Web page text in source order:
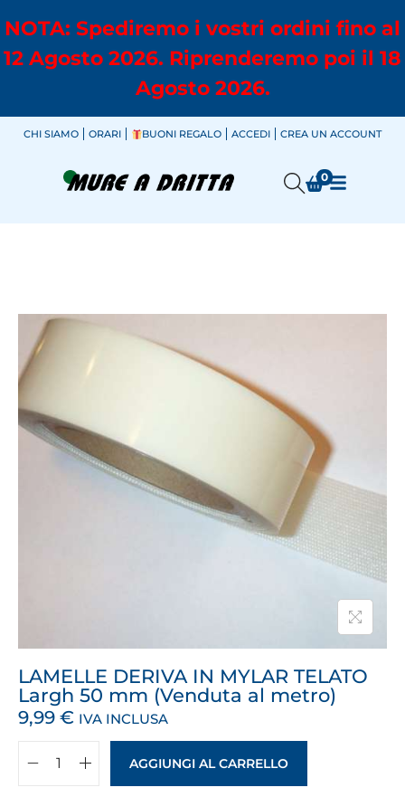
NOTA: Spediremo i vostri ordini fino al
12 Agosto 2026. Riprenderemo poi il 18
Agosto 2026.
CHI SIAMO ORARI BUONI REGALO ACCEDI CREA UN ACCOUNT
0
LAMELLE DERIVA IN MYLAR TELATO
Largh 50 mm (Venduta al metro)
9,99 € IVA INCLUSA
AGGIUNGI AL CARRELLO